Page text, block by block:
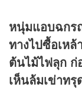
หนุ่มแอบฉกร
ทางไปซื้อเห
ต้นไม้ไฟลุก ก่
เห็นล้มเข่าทรุ